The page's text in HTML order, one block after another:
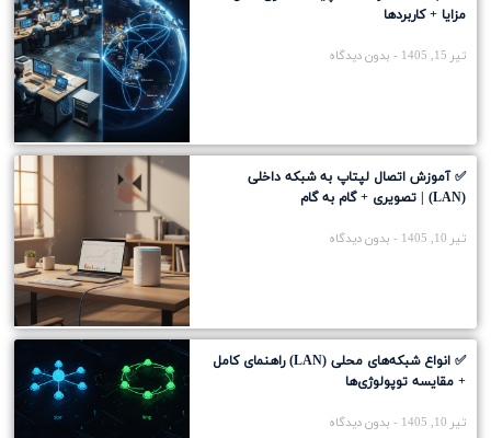
مزایا + کاربردها
تیر 15, 1405 بدون دیدگاه
✅ آموزش اتصال لپتاپ به شبکه داخلی
(LAN) | تصویری + گام به گام
تیر 10, 1405 بدون دیدگاه
✅ انواع شبکه‌های محلی (LAN) راهنمای کامل
+ مقایسه توپولوژی‌ها
تیر 10, 1405 بدون دیدگاه